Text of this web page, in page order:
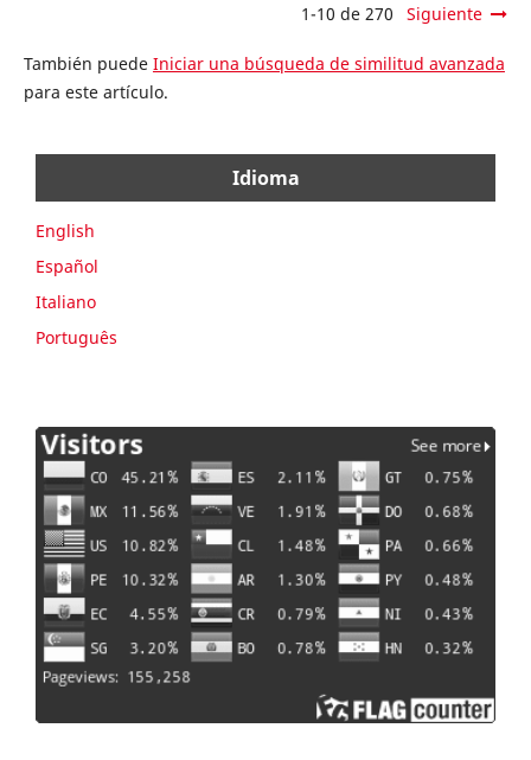
1-10 de 270 Siguiente
También puede Iniciar una búsqueda de similitud avanzada
para este artículo.
Idioma
English
Español
Italiano
Português